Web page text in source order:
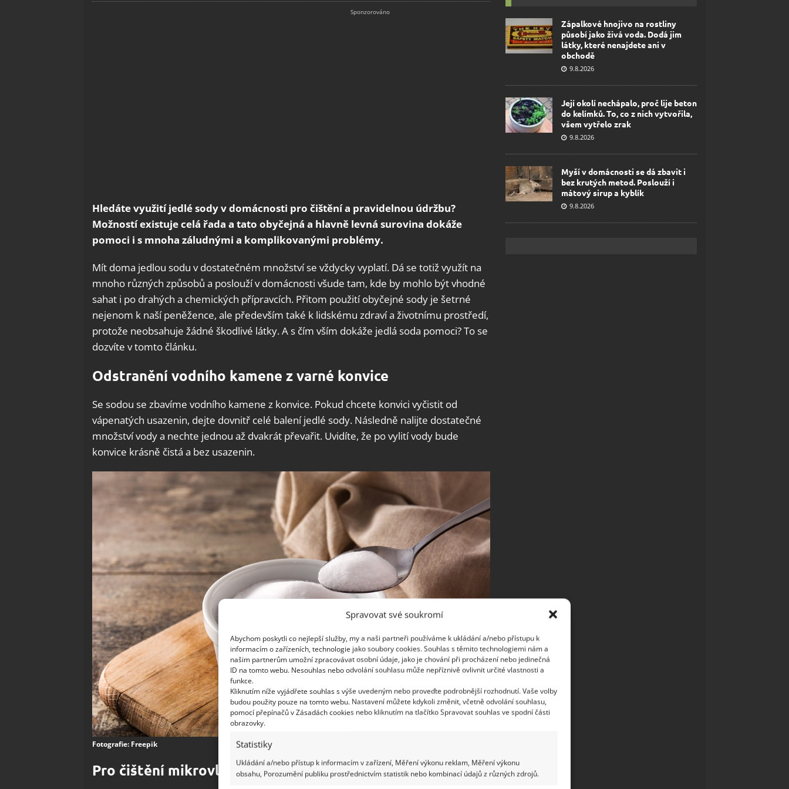
Spravovat své soukromí
Abychom poskytli co nejlepší služby, my a naši partneři používáme k ukládání a/nebo přístupu k
informacím o zařízeních, technologie jako soubory cookies. Souhlas s těmito technologiemi nám a
našim partnerům umožní zpracovávat osobní údaje, jako je chování při procházení nebo jedinečná
ID na tomto webu. Nesouhlas nebo odvolání souhlasu může nepříznivě ovlivnit určité vlastnosti a
funkce.
Kliknutím níže vyjádřete souhlas s výše uvedeným nebo proveďte podrobnější rozhodnutí. Vaše volby
budou použity pouze na tomto webu. Nastavení můžete kdykoli změnit, včetně odvolání souhlasu,
pomocí přepínačů v Zásadách cookies nebo kliknutím na tlačítko Spravovat souhlas ve spodní části
obrazovky.
Statistiky
Ukládání a/nebo přístup k informacím v zařízení, Měření výkonu reklam, Měření výkonu
obsahu, Porozumění publiku prostřednictvím statistik nebo kombinací údajů z různých zdrojů.
Hledáte využití jedlé sody v domácnosti pro čištění a pravidelnou údržbu?
Možností existuje celá řada a tato obyčejná a hlavně levná surovina dokáže
pomoci i s mnoha záludnými a komplikovanými problémy.
Mít doma jedlou sodu v dostatečném množství se vždycky vyplatí. Dá se totiž využít na
mnoho různých způsobů a poslouží v domácnosti všude tam, kde by mohlo být vhodné
sahat i po drahých a chemických přípravcích. Přitom použití obyčejné sody je šetrné
nejenom k naší peněžence, ale především také k lidskému zdraví a životnímu prostředí,
protože neobsahuje žádné škodlivé látky. A s čím vším dokáže jedlá soda pomoci? To se
dozvíte v tomto článku.
Odstranění vodního kamene z varné konvice
Se sodou se zbavíme vodního kamene z konvice. Pokud chcete konvici vyčistit od
vápenatých usazenin, dejte dovnitř celé balení jedlé sody. Následně nalijte dostatečné
množství vody a nechte jednou až dvakrát převařit. Uvidíte, že po vylití vody bude
konvice krásně čistá a bez usazenin.
Fotografie: Freepik
Pro čištění mikrovlnné trouby
Zápalkové hnojivo na rostliny
působí jako živá voda. Dodá jim
látky, které nenajdete ani v
obchodě
9.8.2026
Její okolí nechápalo, proč lije beton
do kelímků. To, co z nich vytvořila,
všem vytřelo zrak
9.8.2026
Myší v domácnosti se dá zbavit i
bez krutých metod. Poslouží i
mátový sirup a kyblík
9.8.2026